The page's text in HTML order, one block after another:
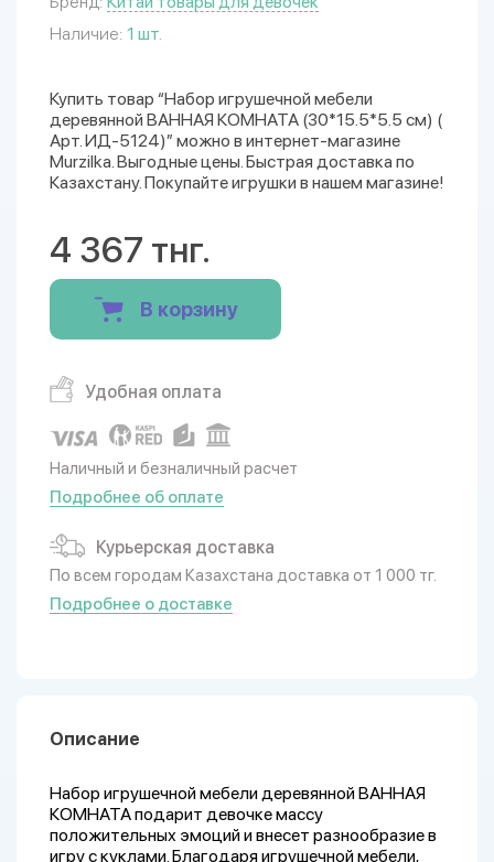
Наличие: 1 шт.
Купить товар “Набор игрушечной мебели
деревянной ВАННАЯ КОМНАТА (30*15.5*5.5 см) (
Арт. ИД-5124)” можно в интернет-магазине
Murzilka. Выгодные цены. Быстрая доставка по
Казахстану. Покупайте игрушки в нашем магазине!
4 367 тнг.
В корзину
Удобная оплата
Наличный и безналичный расчет
Подробнее об оплате
Курьерская доставка
По всем городам Казахстана доставка от 1 000 тг.
Подробнее о доставке
Описание
Набор игрушечной мебели деревянной ВАННАЯ
КОМНАТА подарит девочке массу
положительных эмоций и внесет разнообразие в
игру с куклами. Благодаря игрушечной мебели,